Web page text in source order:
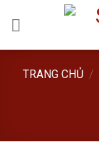
TRANG CHỦ /